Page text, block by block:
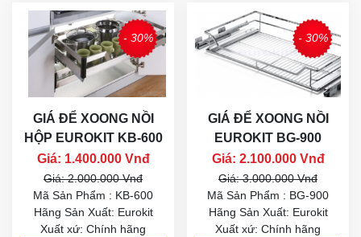
- 30%
GIÁ ĐỂ XOONG NỒI
HỘP EUROKIT KB-600
Giá: 1.400.000 Vnđ
Giá: 2.000.000 Vnđ
Mã Sản Phẩm : KB-600
Hãng Sản Xuất: Eurokit
Xuất xứ: Chính hãng
- 30%
GIÁ ĐỂ XOONG NỒI
EUROKIT BG-900
Giá: 2.100.000 Vnđ
Giá: 3.000.000 Vnđ
Mã Sản Phẩm : BG-900
Hãng Sản Xuất: Eurokit
Xuất xứ: Chính hãng